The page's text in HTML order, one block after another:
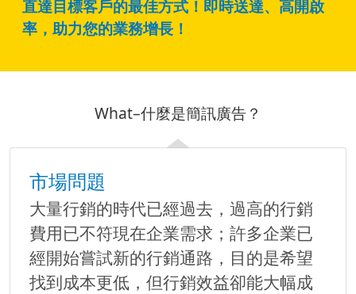
直達目標客戶的最佳方式！即時送達、高開啟
率，助力您的業務增長！
What–什麼是簡訊廣告？
市場問題
大量行銷的時代已經過去，過高的行銷
費用已不符現在企業需求；許多企業已
經開始嘗試新的行銷通路，目的是希望
找到成本更低，但行銷效益卻能大幅成